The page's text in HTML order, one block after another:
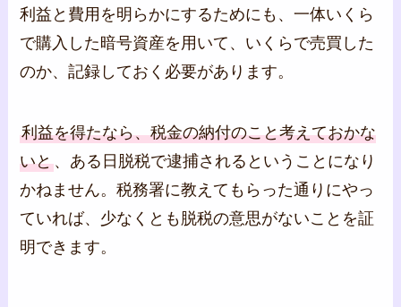
利益と費用を明らかにするためにも、一体いくら
で購入した暗号資産を用いて、いくらで売買した
のか、記録しておく必要があります。
利益を得たなら、税金の納付のこと考えておかな
いと、ある日脱税で逮捕されるということになり
かねません。税務署に教えてもらった通りにやっ
ていれば、少なくとも脱税の意思がないことを証
明できます。